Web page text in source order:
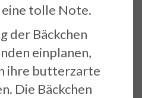
tolle Note.
der Bäckchen
einplanen,
ihre butterzarte
Die Bäckchen